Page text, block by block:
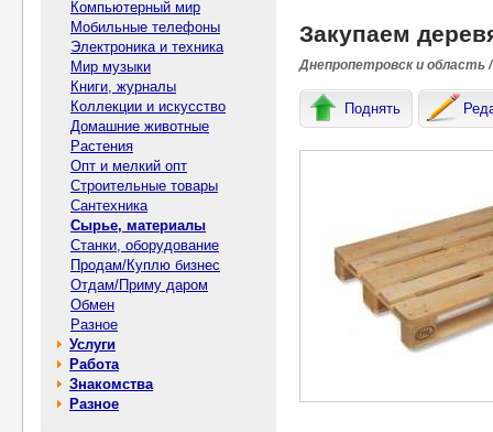
Компьютерный мир
Мобильные телефоны
Электроника и техника
Мир музыки
Книги, журналы
Коллекции и искусство
Домашние животные
Растения
Опт и мелкий опт
Строительные товары
Сантехника
Сырье, материалы
Станки, оборудование
Продам/Куплю бизнес
Отдам/Приму даром
Обмен
Разное
Услуги
Работа
Знакомства
Разное
Закупаем
Днепропетровск и область
Поднять